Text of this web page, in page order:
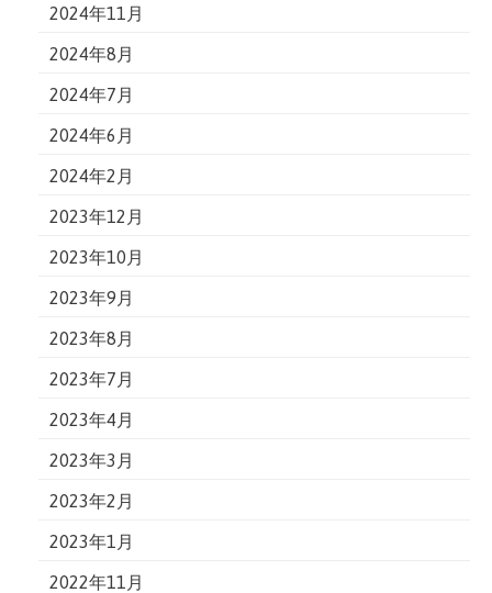
2024年11月
2024年8月
2024年7月
2024年6月
2024年2月
2023年12月
2023年10月
2023年9月
2023年8月
2023年7月
2023年4月
2023年3月
2023年2月
2023年1月
2022年11月